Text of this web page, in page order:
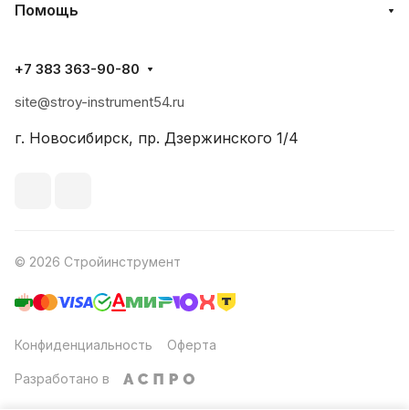
Помощь
+7 383 363-90-80
site@stroy-instrument54.ru
г. Новосибирск, пр. Дзержинского 1/4
© 2026 Стройинструмент
Конфиденциальность Оферта
Разработано в